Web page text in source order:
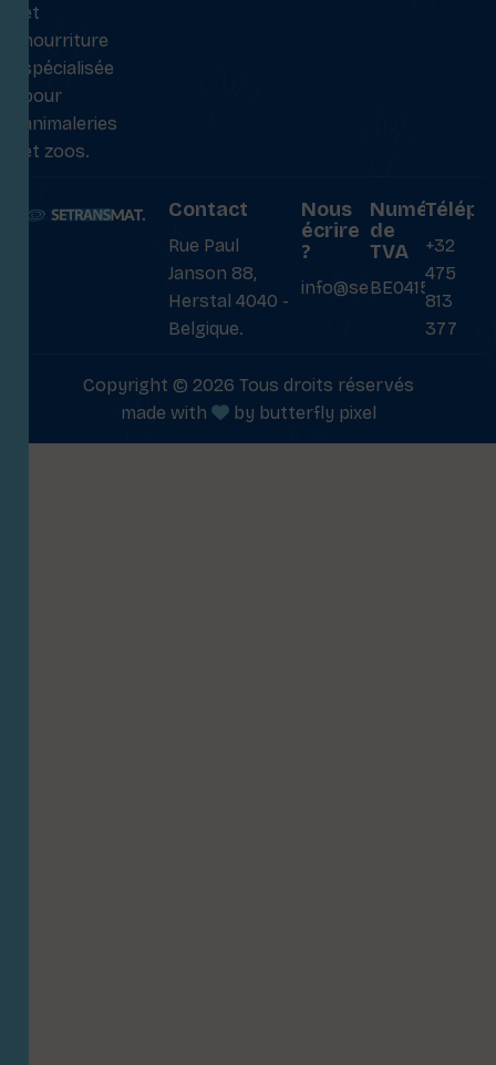
et
nourriture
spécialisée
pour
animaleries
et zoos.
Contact
Rue Paul
Janson 88,
Herstal 4040 -
Belgique.
Nous
écrire
?
info@setransmat.com
Numéro
de
TVA
BE0415027069
+32
475
813
377
Copyright © 2026 Tous droits réservés
made with
by butterfly pixel